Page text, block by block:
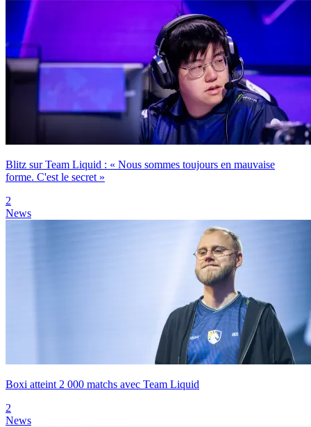
Blitz sur Team Liquid : « Nous sommes toujours en mauvaise
forme. C'est le secret »
2
News
Boxi atteint 2 000 matchs avec Team Liquid
2
News